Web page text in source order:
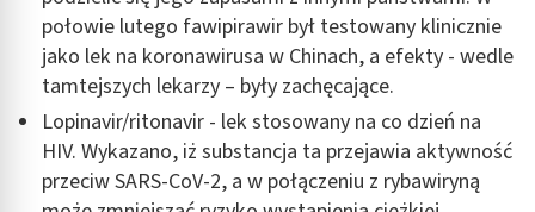
połowie lutego fawipirawir był testowany klinicznie
jako lek na koronawirusa w Chinach, a efekty - wedle
tamtejszych lekarzy – były zachęcające.
Lopinavir/ritonavir - lek stosowany na co dzień na
HIV. Wykazano, iż substancja ta przejawia aktywność
przeciw SARS-CoV-2, a w połączeniu z rybawiryną